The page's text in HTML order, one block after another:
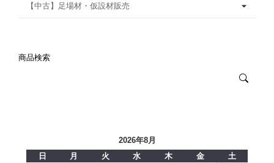
【中古】足場材・仮設材販売
商品検索
2026年8月
日
月 火 水 木 金
土